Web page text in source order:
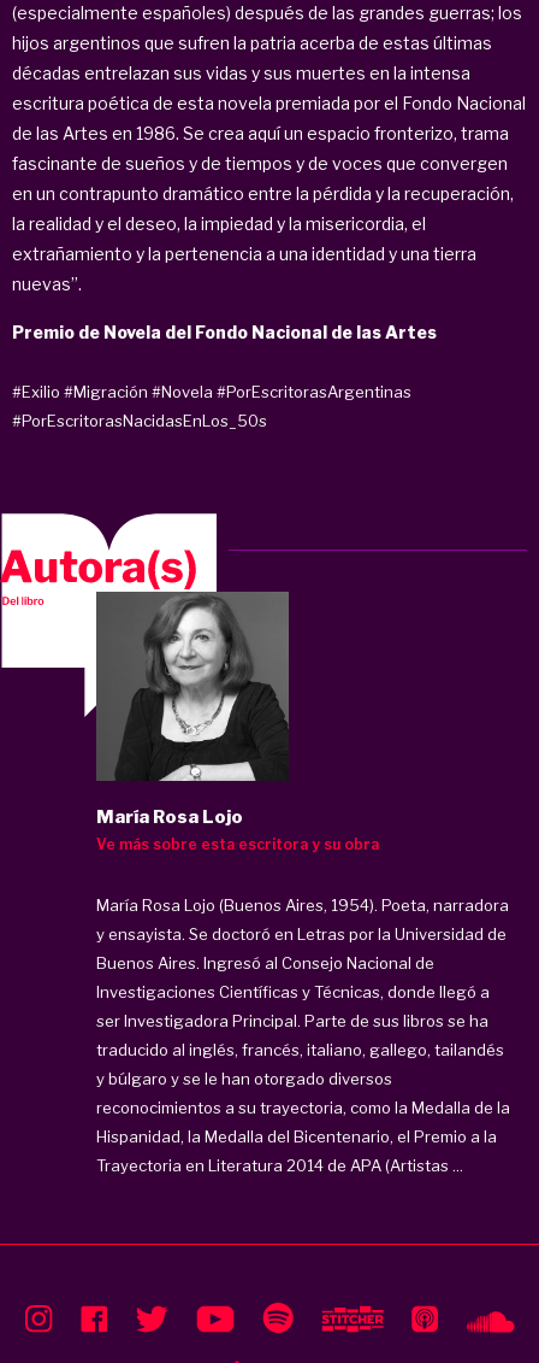
(especialmente españoles) después de las grandes guerras; los
hijos argentinos que sufren la patria acerba de estas últimas
décadas entrelazan sus vidas y sus muertes en la intensa
escritura poética de esta novela premiada por el Fondo Nacional
de las Artes en 1986. Se crea aquí un espacio fronterizo, trama
fascinante de sueños y de tiempos y de voces que convergen
en un contrapunto dramático entre la pérdida y la recuperación,
la realidad y el deseo, la impiedad y la misericordia, el
extrañamiento y la pertenencia a una identidad y una tierra
nuevas”.
Premio de Novela del Fondo Nacional de las Artes
#Exilio #Migración #Novela #PorEscritorasArgentinas
#PorEscritorasNacidasEnLos_50s
María Rosa Lojo
Ve más sobre esta escritora y su obra
María Rosa Lojo (Buenos Aires, 1954). Poeta, narradora
y ensayista. Se doctoró en Letras por la Universidad de
Buenos Aires. Ingresó al Consejo Nacional de
Investigaciones Científicas y Técnicas, donde llegó a
ser Investigadora Principal. Parte de sus libros se ha
traducido al inglés, francés, italiano, gallego, tailandés
y búlgaro y se le han otorgado diversos
reconocimientos a su trayectoria, como la Medalla de la
Hispanidad, la Medalla del Bicentenario, el Premio a la
Trayectoria en Literatura 2014 de APA (Artistas ...